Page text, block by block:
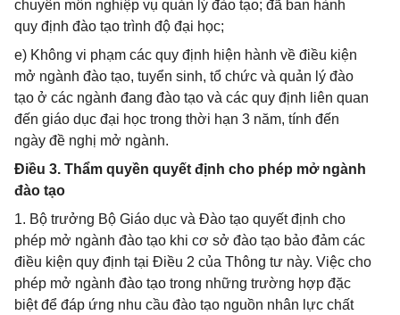
chuyên môn nghiệp vụ quản lý đào tạo; đã ban hành
quy định đào tạo trình độ đại học;
e) Không vi phạm các quy định hiện hành về điều kiện
mở ngành đào tạo, tuyển sinh, tổ chức và quản lý đào
tạo ở các ngành đang đào tạo và các quy định liên quan
đến giáo dục đại học trong thời hạn 3 năm, tính đến
ngày đề nghị mở ngành.
Điều 3. Thẩm quyền quyết định cho phép mở ngành
đào tạo
1. Bộ trưởng Bộ Giáo dục và Đào tạo quyết định cho
phép mở ngành đào tạo khi cơ sở đào tạo bảo đảm các
điều kiện quy định tại Điều 2 của Thông tư này. Việc cho
phép mở ngành đào tạo trong những trường hợp đặc
biệt để đáp ứng nhu cầu đào tạo nguồn nhân lực chất